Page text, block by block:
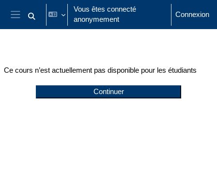
Passer au contenu principal
Panneau latéral
Activer/désactiver la saisie de recherche
Vous êtes connecté
anonymement
Connexion
Ce cours n’est actuellement pas disponible pour les étudiants
Continuer